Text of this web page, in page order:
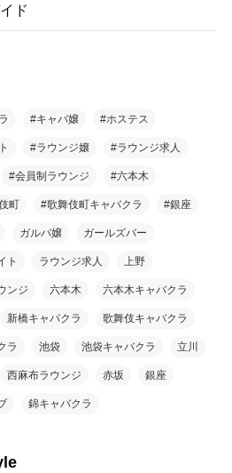
ド
#キャバ嬢 #ホステス
#ラウンジ嬢 #ラウンジ求人
#会員制ラウンジ #六本木
町 #歌舞伎町キャバクラ #銀座
ガルバ嬢 ガールズバー
ト ラウンジ求人 上野
ンジ 六本木 六本木キャバクラ
新橋キャバクラ 歌舞伎キャバクラ
ラ 池袋 池袋キャバクラ 立川
西麻布ラウンジ 赤坂 銀座
錦キャバクラ